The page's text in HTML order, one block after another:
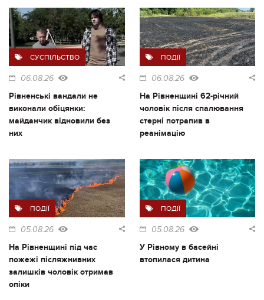
СУСПІЛЬСТВО
06.08.26
Рівненські вандали не
виконали обіцянки:
майданчик відновили без
них
ПОДІЇ
06.08.26
На Рівненщині 62-річний
чоловік після спалювання
стерні потрапив в
реанімацію
ПОДІЇ
05.08.26
На Рівненщині під час
пожежі післяжнивних
залишків чоловік отримав
опіки
ПОДІЇ
05.08.26
У Рівному в басейні
втопилася дитина